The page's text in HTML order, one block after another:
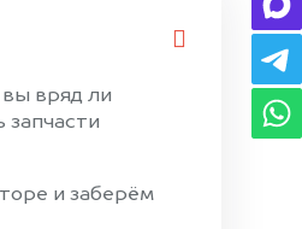
вряд ли
и заберём